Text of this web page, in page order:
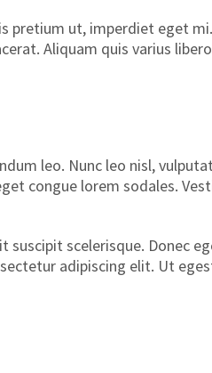
pretium ut, imperdiet eget
Aliquam quis varius
leo. Nunc leo nisl,
congue lorem sodales.
scelerisque. Donec
adipiscing elit. Ut